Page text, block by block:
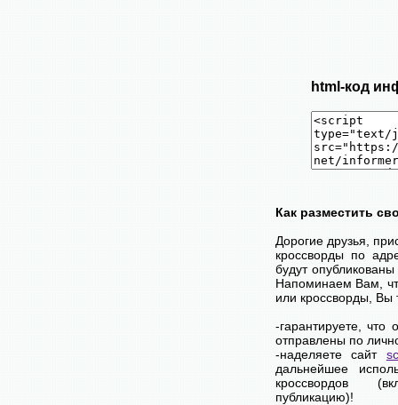
html-код
Как разместить
Дорогие друзья,
кроссворды по
будут
Напоминаем Вам,
или кроссворды,
-гарантируете,
отправлены по
-наделяете сайт
дальнейшее
кроссвордов
публикацию)!